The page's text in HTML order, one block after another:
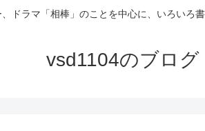
ドラマ「相棒」のことを中心に、いろいろ
vsd1104のブログ